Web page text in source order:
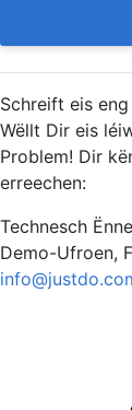
Schreift eis
Wëllt Dir eis
Problem! Dir
erreechen:
Technesch
Demo-Ufroen,